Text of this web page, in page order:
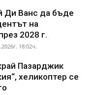
Ди Ванс да бъде
на
2028 г.
18:02ч.
Пазарджик
хеликоптер се